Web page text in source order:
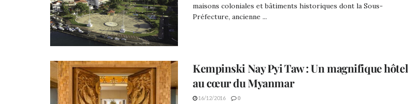
maisons coloniales et bâtiments historiques dont la Sous-
Préfecture, ancienne ...
Kempinski Nay Pyi Taw : Un magnifique hôtel
au cœur du Myanmar
16/12/2016 0